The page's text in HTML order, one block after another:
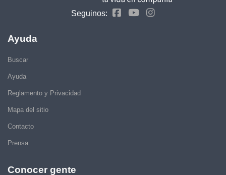
Seguinos:
Ayuda
Buscar
Ayuda
Reglamento y Privacidad
Mapa del sitio
Contacto
Prensa
Conocer gente